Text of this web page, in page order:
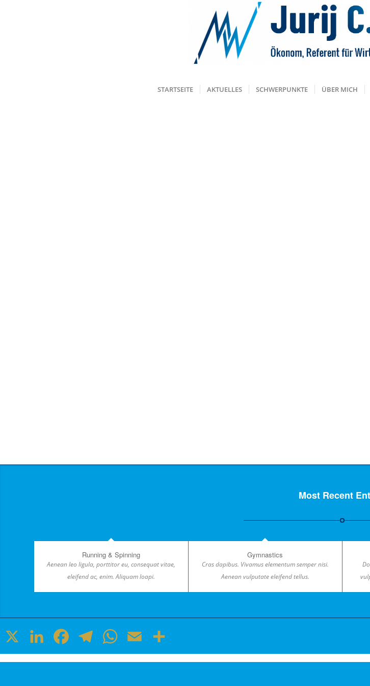
STARTSEITE AKTUELLES SCHWERPUNKTE ÜBER MICH
Most Recent
Running & Spinning
Aenean leo ligula, porttitor eu, consequat vitae,
eleifend ac, enim. Aliquam loapi.
Gymnastics
Cras dapibus. Vivamus elementum semper nisi.
Aenean vulputate eleifend tellus.
LinkedInFacebookTelegramWhatsAppEmail